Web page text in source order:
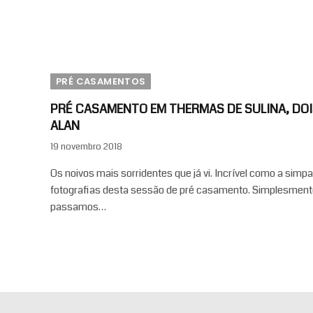
PRÉ CASAMENTOS
PRÉ CASAMENTO EM THERMAS DE SULINA,
ALAN
19 novembro 2018
Os noivos mais sorridentes que já vi. Incrível como a
fotografias desta sessão de pré casamento.
passamos…